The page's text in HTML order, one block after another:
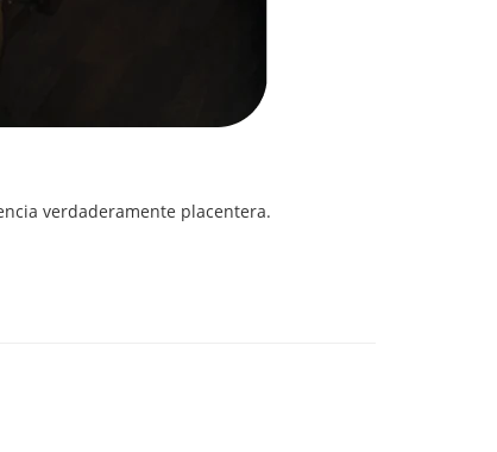
verdaderamente placentera.